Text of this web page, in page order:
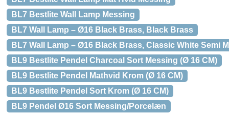
BL7 Bestlite Wall Lamp Messing
BL7 Wall Lamp – Ø16 Black Brass, Black Brass
BL7 Wall Lamp – Ø16 Black Brass, Classic White Semi
BL9 Bestlite Pendel Charcoal Sort Messing (Ø 16 CM)
BL9 Bestlite Pendel Mathvid Krom (Ø 16 CM)
BL9 Bestlite Pendel Sort Krom (Ø 16 CM)
BL9 Pendel Ø16 Sort Messing/Porcelæn